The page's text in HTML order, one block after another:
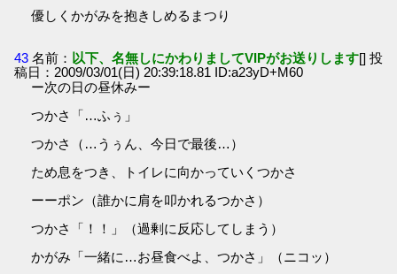
優しくかがみを抱きしめるまつり
43 名前： 以下、名無しにかわりましてVIPがお送りします[] 投
稿日：2009/03/01(日) 20:39:18.81 ID:a23yD+M60
ー次の日の昼休みー
つかさ「…ふぅ」
つかさ（…うぅん、今日で最後…）
ため息をつき、トイレに向かっていくつかさ
ーーポン（誰かに肩を叩かれるつかさ）
つかさ「！！」（過剰に反応してしまう）
かがみ「一緒に…お昼食べよ、つかさ」（ニコッ）